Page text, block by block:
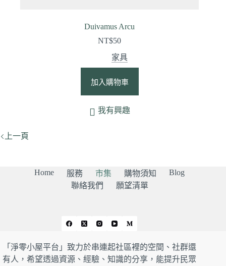
Duivamus Arcu
NT$50
家具
加入購物車
我有興趣
上一頁
Home 服務 市集 購物須知
Blog
聯絡我們
願望清單
「淨零小屋平台」致力於串連起社區裡的空間、社群還
有人，希望透過資源、經驗、知識的分享，能提升民眾